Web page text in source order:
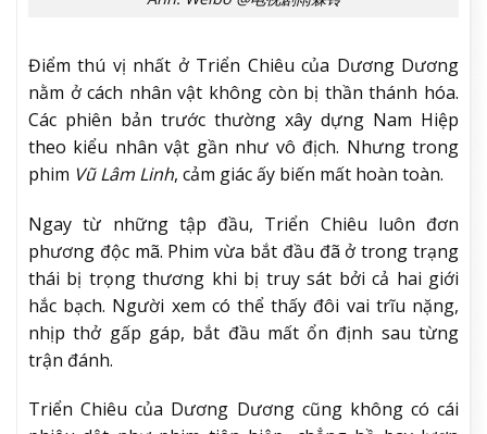
Điểm thú vị nhất ở Triển Chiêu của Dương Dương
nằm ở cách nhân vật không còn bị thần thánh hóa.
Các phiên bản trước thường xây dựng Nam Hiệp
theo kiểu nhân vật gần như vô địch. Nhưng trong
phim Vũ Lâm Linh, cảm giác ấy biến mất hoàn toàn.
Ngay từ những tập đầu, Triển Chiêu luôn đơn
phương độc mã. Phim vừa bắt đầu đã ở trong trạng
thái bị trọng thương khi bị truy sát bởi cả hai giới
hắc bạch. Người xem có thể thấy đôi vai trĩu nặng,
nhịp thở gấp gáp, bắt đầu mất ổn định sau từng
trận đánh.
Triển Chiêu của Dương Dương cũng không có cái